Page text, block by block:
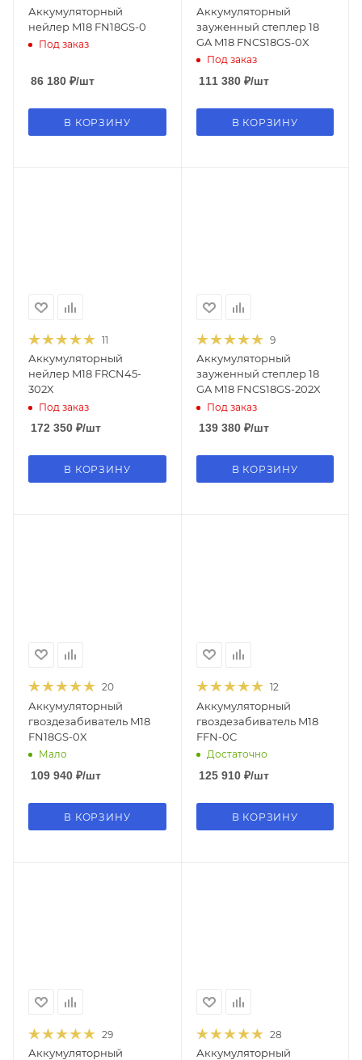
Аккумуляторный
нейлер M18 FN18GS-0
Под заказ
86 180 ₽/шт
В КОРЗИНУ
Аккумуляторный
зауженный степлер 18
GA M18 FNCS18GS-0X
Под заказ
111 380₽/шт
В КОРЗИНУ
11
Аккумуляторный
нейлер M18 FRCN45-
302X
Под заказ
172 350 ₽/шт
В КОРЗИНУ
9
Аккумуляторный
зауженный степлер 18
GA M18 FNCS18GS-202X
Под заказ
139 380₽/шт
В КОРЗИНУ
20
Аккумуляторный
гвоздезабиватель M18
FN18GS-0X
Мало
109 940 ₽/шт
В КОРЗИНУ
12
Аккумуляторный
гвоздезабиватель M18
FFN-0C
Достаточно
125 910₽/шт
В КОРЗИНУ
29
Аккумуляторный
28
Аккумуляторный